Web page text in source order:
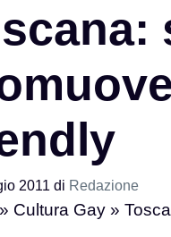
2011 di Redazione
» Cultura Gay »